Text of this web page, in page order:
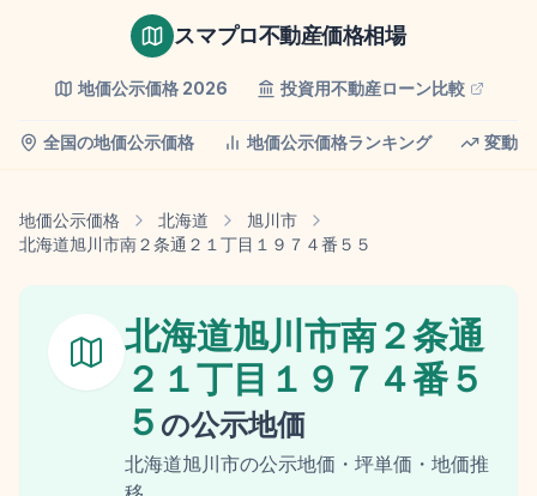
スマプロ不動産価格相場
地価公示価格 2026 投資用不動産ローン比較
全国の地価公示価格 地価公示価格ランキング 変動
地価公示価格 北海道
旭川市
北海道旭川市南２条通２１丁目１９７４番５５
北海道旭川市南２条通
２１丁目１９７４番５
５ の公示地価
北海道旭川市の公示地価 ・坪単価・地価推